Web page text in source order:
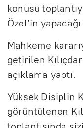
konusu
Özel’in
Mahkeme
getirilen
açıklama yaptı.
Yüksek Disiplin
görüntülenen